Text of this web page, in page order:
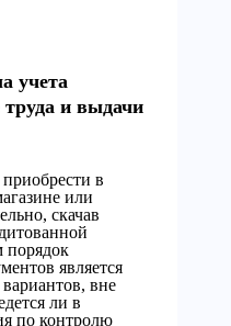
учета
труда и выдачи
в
или
скачав
порядок
является
вне
ли в
по контролю